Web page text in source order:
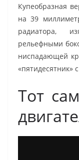
Купеобразная
на 39
радиатора,
рельефными
ниспадающей
Тот